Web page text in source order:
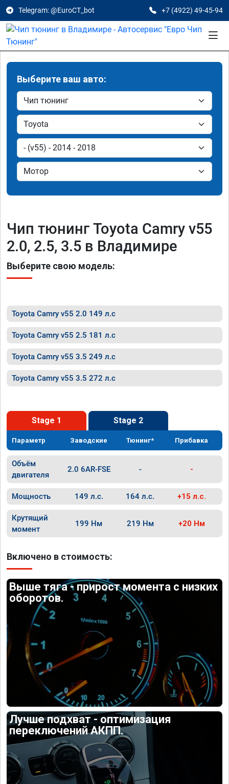
Telegram: @EuroCT_bot +7 (4922) 49-45-94
Выберите ваш авто:
Чип тюнинг Toyota Camry v55
2.0, 2.5, 3.5 в Владимире
Выберите свою модель:
Toyota Camry v55 2.0 149 л.с
Toyota Camry v55 2.5 181 л.с
Toyota Camry v55 3.5 249 л.с
Toyota Camry v55 3.5 272 л.с
Stage 1 Stage 2
Параметр Заводские Тюнинг* Прибавка
Объём
двигателя
2.0 6AR-FSE - -
Мощность 149 л.с. 164 л.с. +15 л.с.
Крутящий
момент
199 Нм 219 Нм +20 Нм
Включено в стоимость:
Выше тяга - прирост момента с низких
оборотов.
Лучше подхват - оптимизация
переключений АКПП.